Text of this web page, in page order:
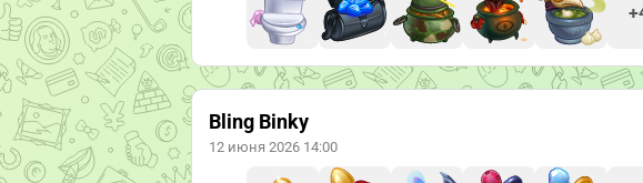
Bling Binky
12 июня 2026 14:00